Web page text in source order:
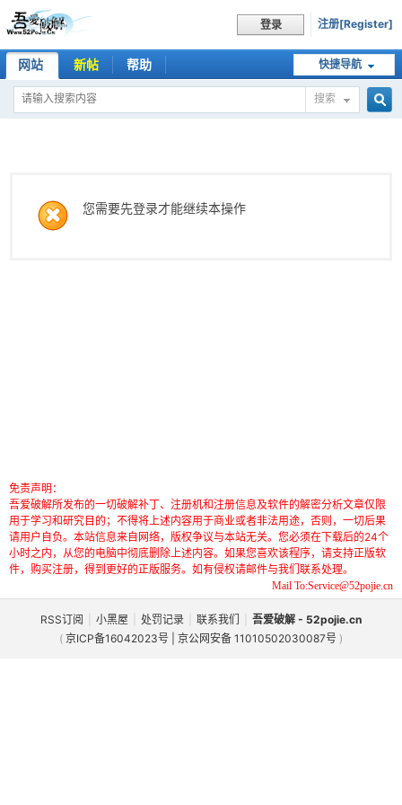
登录 注册[Register]
快捷导航
网站 新帖 帮助
搜索
您需要先登录才能继续本操作
免责声明：
吾爱破解所发布的一切破解补丁、注册机和注册信息及软件的解密分析文章仅限
用于学习和研究目的；不得将上述内容用于商业或者非法用途，否则，一切后果
请用户自负。本站信息来自网络，版权争议与本站无关。您必须在下载后的24个
小时之内，从您的电脑中彻底删除上述内容。如果您喜欢该程序，请支持正版软
件，购买注册，得到更好的正版服务。如有侵权请邮件与我们联系处理。
Mail To:Service@52pojie.cn
RSS订阅 小黑屋 处罚记录 联系我们
吾爱破解 - 52pojie.cn
( 京ICP备16042023号 | 京公网安备 11010502030087号 )